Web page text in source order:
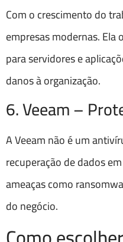
Com o crescimento do
empresas modernas.
para servidores e
danos à organização.
6. Veeam –
A Veeam não é um
recuperação de dados
ameaças como
do negócio.